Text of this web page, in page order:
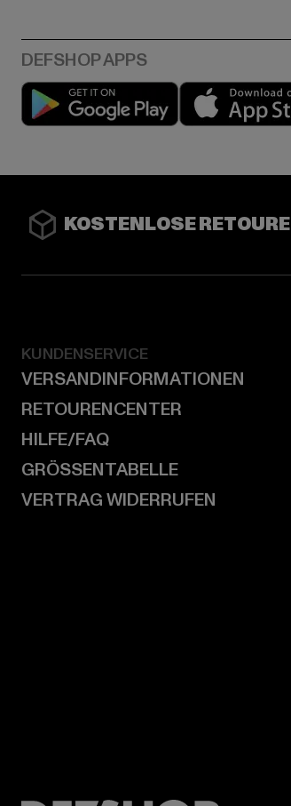
Play market
KOSTENLOSE RETOURE
KUNDENSERVICE
VERSANDINFORMATIONEN
RETOURENCENTER
HILFE/FAQ
GRÖSSENTABELLE
VERTRAG WIDERRUFEN